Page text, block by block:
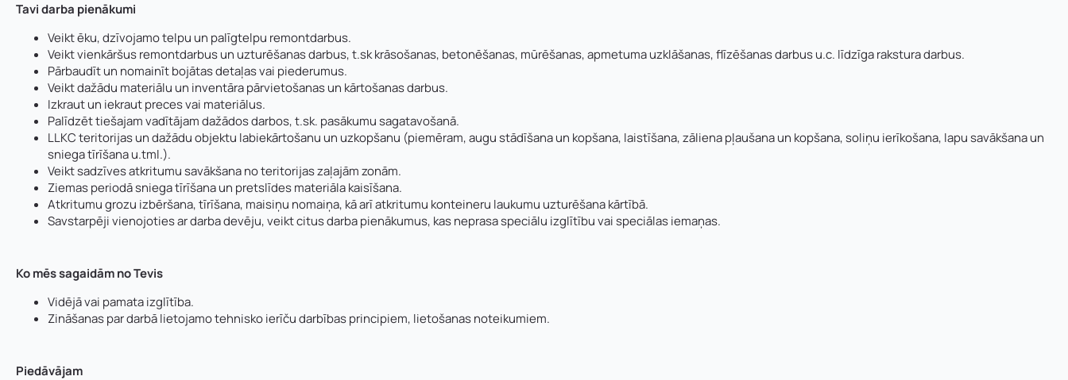
Tavi darba pienākumi
Veikt ēku, dzīvojamo telpu un palīgtelpu remontdarbus.
Veikt vienkāršus remontdarbus un uzturēšanas darbus, t.sk krāsošanas, betonēšanas, mūrēšanas, apmetuma uzklāšanas, flīzēšanas darbus u.c. līdzīga rakstura darbus.
Pārbaudīt un nomainīt bojātas detaļas vai piederumus.
Veikt dažādu materiālu un inventāra pārvietošanas un kārtošanas darbus.
Izkraut un iekraut preces vai materiālus.
Palīdzēt tiešajam vadītājam dažādos darbos, t.sk. pasākumu sagatavošanā.
LLKC teritorijas un dažādu objektu labiekārtošanu un uzkopšanu (piemēram, augu stādīšana un kopšana, laistīšana, zāliena pļaušana un kopšana, soliņu ierīkošana, lapu savākšana un
sniega tīrīšana u.tml.).
Veikt sadzīves atkritumu savākšana no teritorijas zaļajām zonām.
Ziemas periodā sniega tīrīšana un pretslīdes materiāla kaisīšana.
Atkritumu grozu izbēršana, tīrīšana, maisiņu nomaiņa, kā arī atkritumu konteineru laukumu uzturēšana kārtībā.
Savstarpēji vienojoties ar darba devēju, veikt citus darba pienākumus, kas neprasa speciālu izglītību vai speciālas iemaņas.
Ko mēs sagaidām no Tevis
Vidējā vai pamata izglītība.
Zināšanas par darbā lietojamo tehnisko ierīču darbības principiem, lietošanas noteikumiem.
Piedāvājam
Vārds* Uzvārds
Vārds, uzvārds* Uzņēmuma reģistrācijas numurs: